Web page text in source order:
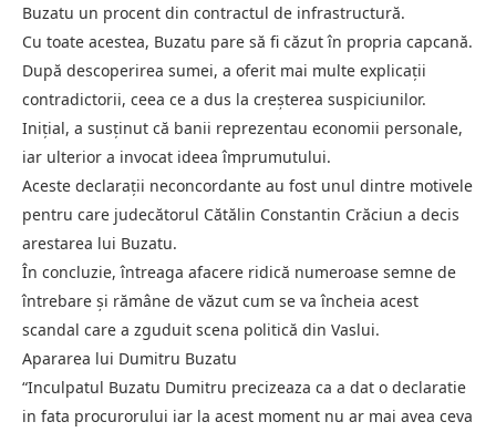
Buzatu un procent din contractul de infrastructură.
Cu toate acestea, Buzatu pare să fi căzut în propria capcană.
După descoperirea sumei, a oferit mai multe explicații
contradictorii, ceea ce a dus la creșterea suspiciunilor.
Inițial, a susținut că banii reprezentau economii personale,
iar ulterior a invocat ideea împrumutului.
Aceste declarații neconcordante au fost unul dintre motivele
pentru care judecătorul Cătălin Constantin Crăciun a decis
arestarea lui Buzatu.
În concluzie, întreaga afacere ridică numeroase semne de
întrebare și rămâne de văzut cum se va încheia acest
scandal care a zguduit scena politică din Vaslui.
Apararea lui Dumitru Buzatu
“Inculpatul Buzatu Dumitru precizeaza ca a dat o declaratie
in fata procurorului iar la acest moment nu ar mai avea ceva